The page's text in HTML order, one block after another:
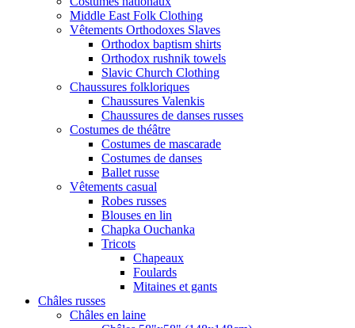
Middle East Folk Clothing
Vêtements Orthodoxes Slaves
Orthodox baptism shirts
Orthodox rushnik towels
Slavic Church Clothing
Chaussures folkloriques
Chaussures Valenkis
Chaussures de danses russes
Costumes de théâtre
Costumes de mascarade
Costumes de danses
Ballet russe
Vêtements casual
Robes russes
Blouses en lin
Chapka Ouchanka
Tricots
Chapeaux
Foulards
Mitaines et gants
Châles russes
Châles en laine